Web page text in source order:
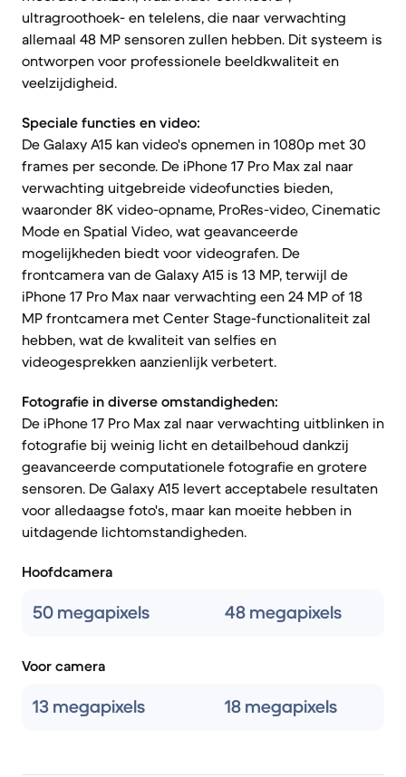
ultragroothoek- en telelens, die naar verwachting
allemaal 48 MP sensoren zullen hebben. Dit systeem is
ontworpen voor professionele beeldkwaliteit en
veelzijdigheid.
Speciale functies en video:
De Galaxy A15 kan video's opnemen in 1080p met 30
frames per seconde. De iPhone 17 Pro Max zal naar
verwachting uitgebreide videofuncties bieden,
waaronder 8K video-opname, ProRes-video, Cinematic
Mode en Spatial Video, wat geavanceerde
mogelijkheden biedt voor videografen. De
frontcamera van de Galaxy A15 is 13 MP, terwijl de
iPhone 17 Pro Max naar verwachting een 24 MP of 18
MP frontcamera met Center Stage-functionaliteit zal
hebben, wat de kwaliteit van selfies en
videogesprekken aanzienlijk verbetert.
Fotografie in diverse omstandigheden:
De iPhone 17 Pro Max zal naar verwachting uitblinken in
fotografie bij weinig licht en detailbehoud dankzij
geavanceerde computationele fotografie en grotere
sensoren. De Galaxy A15 levert acceptabele resultaten
voor alledaagse foto's, maar kan moeite hebben in
uitdagende lichtomstandigheden.
Hoofdcamera
50 megapixels 48 megapixels
Voor camera
13 megapixels 18 megapixels